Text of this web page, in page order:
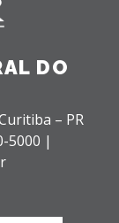
DO
– PR
5000 |